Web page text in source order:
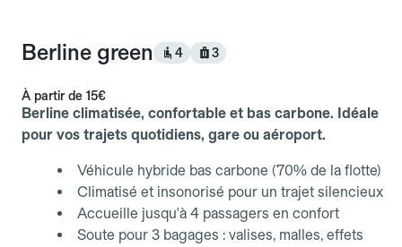
Berline green 4 3
À partir de 15€
Berline climatisée, confortable et bas carbone. Idéale
pour vos trajets quotidiens, gare ou aéroport.
Véhicule hybride bas carbone (70% de la flotte)
Climatisé et insonorisé pour un trajet silencieux
Accueille jusqu'à 4 passagers en confort
Soute pour 3 bagages : valises, malles, effets